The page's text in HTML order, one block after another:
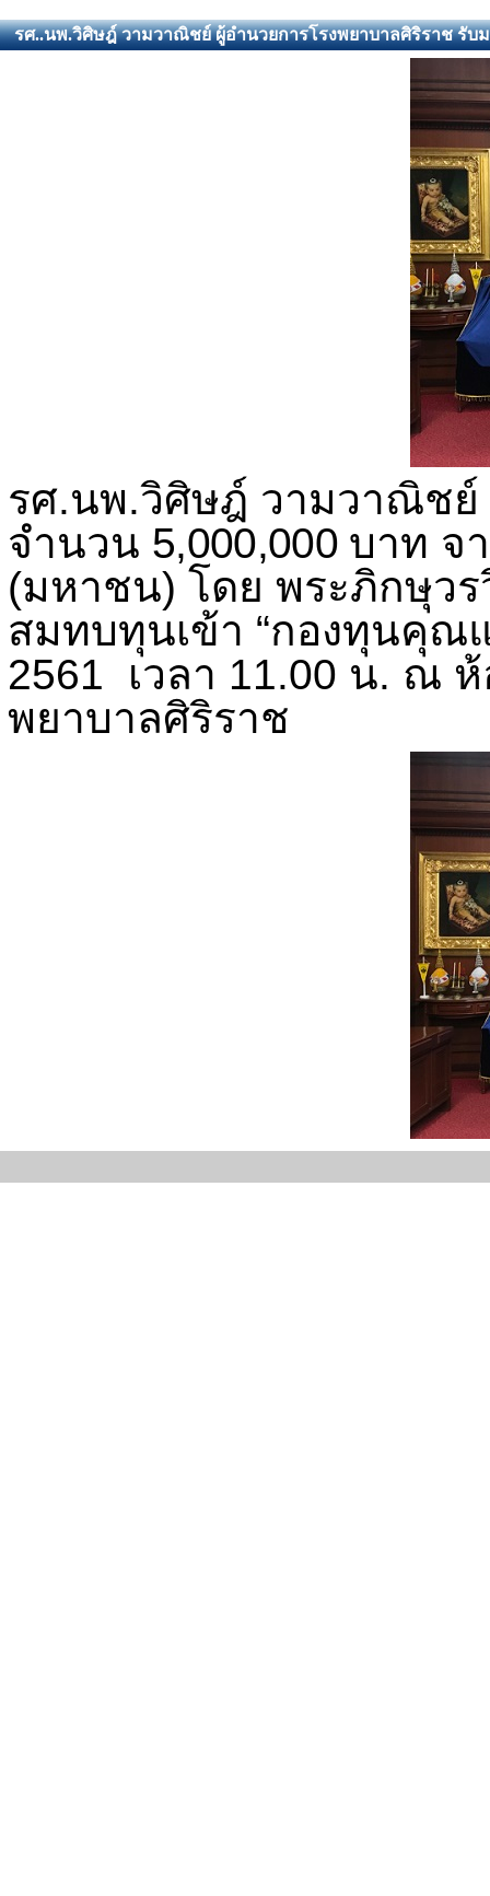
รศ..นพ.วิศิษฎ์ วามวาณิชย์ ผู้อำนวยการโรงพยาบาลศิริราช รับม
รศ.นพ.วิศิษฎ์ วามวาณิชย์
จำนวน 5,000,000 บาท จ
(มหาชน) โดย พระภิกษุว
สมทบทุนเข้า “กองทุนคุณ
2561 เวลา 11.00 น. ณ ห้
พยาบาลศิริราช